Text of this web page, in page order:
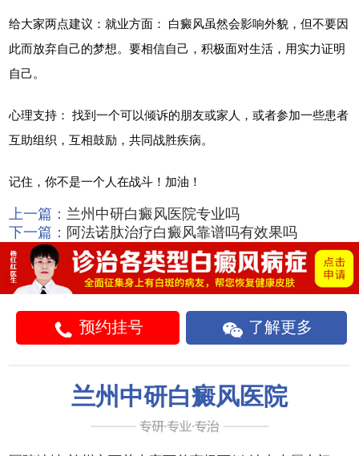
给大家两点建议：就业方面： 白癜风虽然会影响外貌，但不要因
此而放弃自己的梦想。要相信自己，积极面对生活，用实力证明
自己。
心理支持： 找到一个可以倾诉的朋友或家人，或者参加一些患者
互助组织，互相鼓励，共同战胜疾病。
记住，你不是一个人在战斗！加油！
上一篇： 兰州中研白癜风医院专业吗
下一篇： 阿法诺肽治疗白癜风靠谱吗有效果吗
预约挂号 了解更多
兰州中研白癜风医院